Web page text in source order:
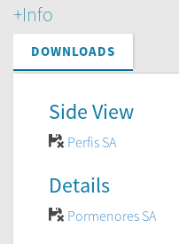
+Info
DOWNLOADS
Side View
Perfis SA
Details
Pormenores SA